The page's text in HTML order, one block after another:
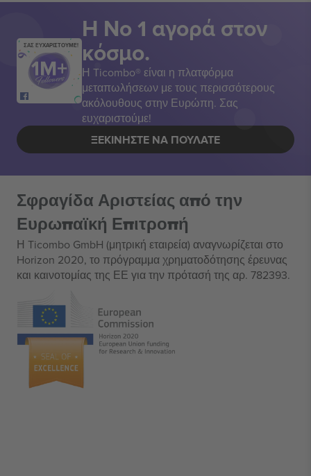
ΣΑΣ ΕΥΧΑΡΙΣΤΟΥΜΕ!
Η Νο 1 αγορά στον
κόσμο.
Η Ticombo® είναι η πλατφόρμα
μεταπωλήσεων με τους περισσότερους
ακόλουθους στην Ευρώπη. Σας
ευχαριστούμε!
ΞΕΚΙΝΉΣΤΕ ΝΑ ΠΟΥΛΆΤΕ
Σφραγίδα Αριστείας από την
Ευρωπαϊκή Επιτροπή
Η Ticombo GmbH (μητρική εταιρεία) αναγνωρίζεται στο
Horizon 2020, το πρόγραμμα χρηματοδότησης έρευνας
και καινοτομίας της ΕΕ για την πρότασή της αρ. 782393.